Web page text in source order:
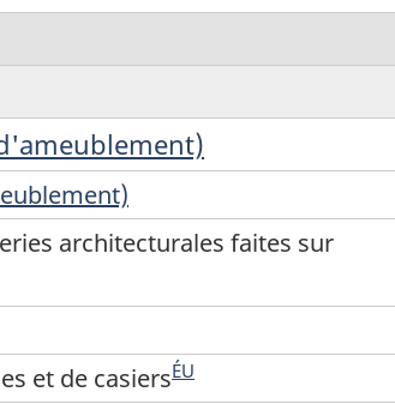
architecturales faites sur
et de casiersÉU